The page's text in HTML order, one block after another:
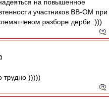
на повышенное
участников ВВ-ОМ при
разборе дерби :)))
трудно )))))